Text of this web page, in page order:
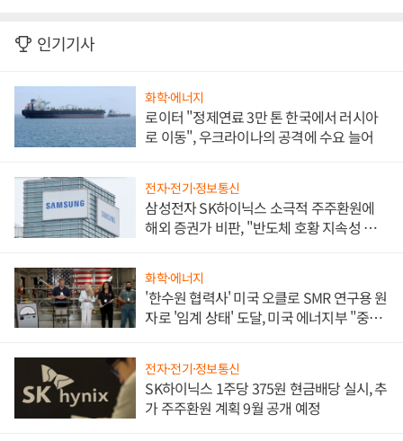
인기기사
화학·에너지
로이터 "정제연료 3만 톤 한국에서 러시아
로 이동", 우크라이나의 공격에 수요 늘어
전자·전기·정보통신
삼성전자 SK하이닉스 소극적 주주환원에
해외 증권가 비판, "반도체 호황 지속성 의
화학·에너지
'한수원 협력사' 미국 오클로 SMR 연구용 원
자로 '임계 상태' 도달, 미국 에너지부 "중요
전자·전기·정보통신
SK하이닉스 1주당 375원 현금배당 실시, 추
가 주주환원 계획 9월 공개 예정